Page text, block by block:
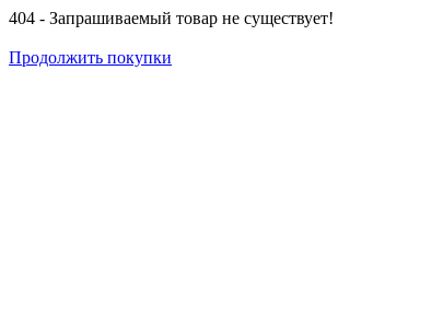
404 - Запрашиваемый товар не существует!
Продолжить покупки